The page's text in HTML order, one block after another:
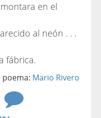
en el
al neón . . .
fábrica.
Mario Rivero